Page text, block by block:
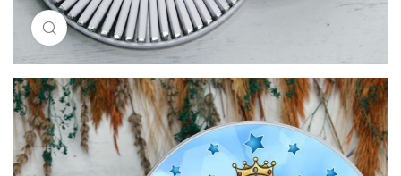
Resimi büyütmek için tıklayın